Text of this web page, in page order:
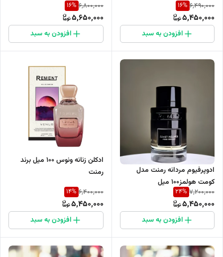
6,490,000
16%
5,450,000
افزودن به سبد
اصالت Rement Men’s Perfume
– JUPITER
6,800,000
16%
5,650,000
افزودن به سبد
ادوپرفیوم مردانه رمنت مدل
کومت هولمز100 میل
7,200,000
24%
5,450,000
افزودن به سبد
ادکلن زنانه ونوس 100 میل برند
رمنت
6,400,000
14%
5,450,000
افزودن به سبد